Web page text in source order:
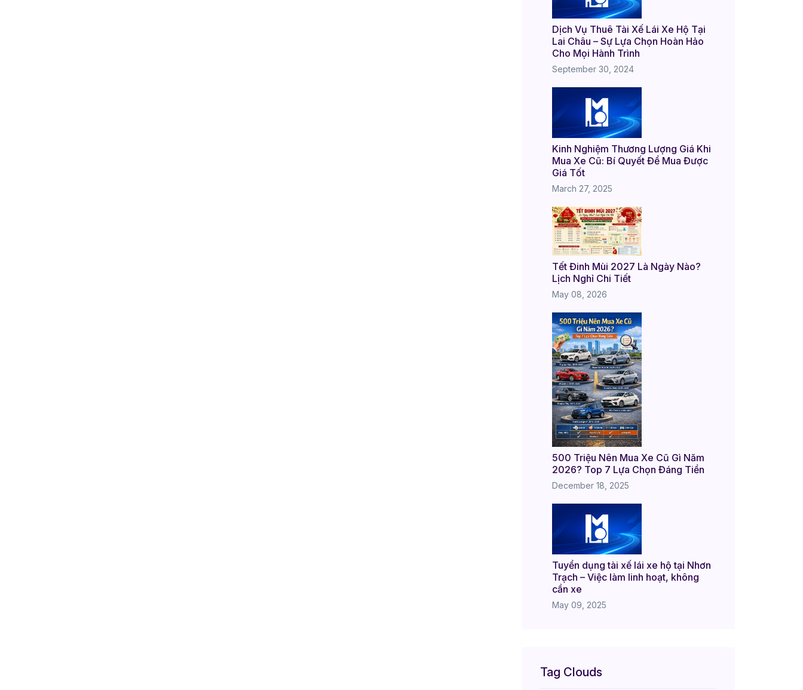
Dịch Vụ Thuê Tài Xế Lái Xe Hộ Tại
Lai Châu – Sự Lựa Chọn Hoàn Hảo
Cho Mọi Hành Trình
September 30, 2024
Kinh Nghiệm Thương Lượng Giá Khi
Mua Xe Cũ: Bí Quyết Để Mua Được
Giá Tốt
March 27, 2025
Tết Đinh Mùi 2027 Là Ngày Nào?
Lịch Nghỉ Chi Tiết
May 08, 2026
500 Triệu Nên Mua Xe Cũ Gì Năm
2026? Top 7 Lựa Chọn Đáng Tiền
December 18, 2025
Tuyển dụng tài xế lái xe hộ tại Nhơn
Trạch – Việc làm linh hoạt, không
cần xe
May 09, 2025
Tag Clouds